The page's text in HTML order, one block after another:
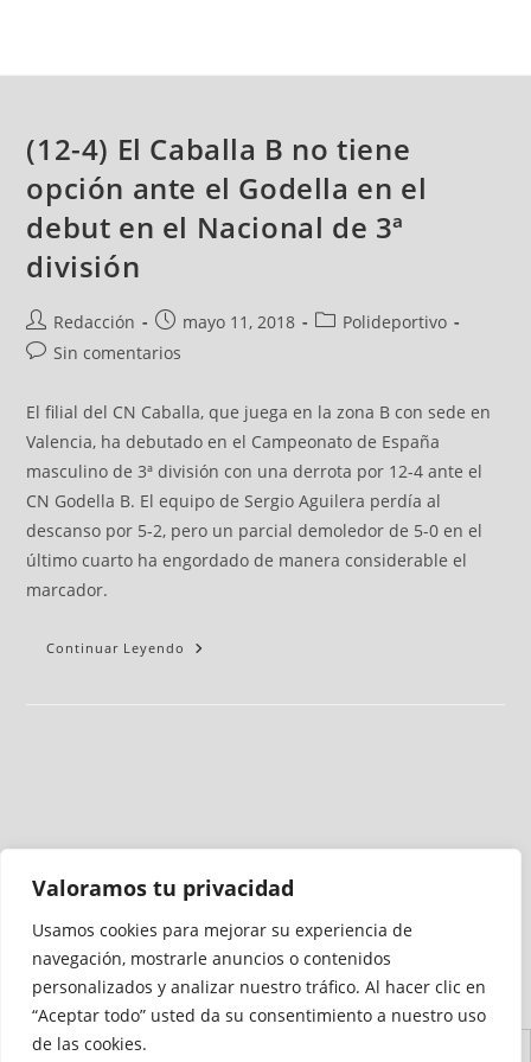
Valoramos tu privacidad
Usamos cookies para mejorar su experiencia de
navegación, mostrarle anuncios o contenidos
personalizados y analizar nuestro tráfico. Al hacer clic en
“Aceptar todo” usted da su consentimiento a nuestro uso
de las cookies.
(12-4) El Caballa B no tiene
opción ante el Godella en el
debut en el Nacional de 3ª
división
Redacción mayo 11, 2018
Polideportivo
Sin comentarios
El filial del CN Caballa, que juega en la zona B con sede en
Valencia, ha debutado en el Campeonato de España
masculino de 3ª división con una derrota por 12-4 ante el
CN Godella B. El equipo de Sergio Aguilera perdía al
descanso por 5-2, pero un parcial demoledor de 5-0 en el
último cuarto ha engordado de manera considerable el
marcador.
Continuar Leyendo
Medio auditado por